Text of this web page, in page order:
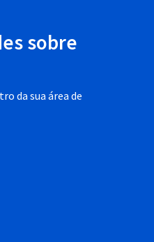
sobre
da sua área de